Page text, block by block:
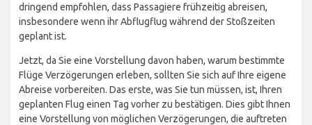
dringend empfohlen, dass Passagiere frühzeitig abreisen,
insbesondere wenn ihr Abflugflug während der Stoßzeiten
geplant ist.
Jetzt, da Sie eine Vorstellung davon haben, warum bestimmte
Flüge Verzögerungen erleben, sollten Sie sich auf Ihre eigene
Abreise vorbereiten. Das erste, was Sie tun müssen, ist, Ihren
geplanten Flug einen Tag vorher zu bestätigen. Dies gibt Ihnen
eine Vorstellung von möglichen Verzögerungen, die auftreten